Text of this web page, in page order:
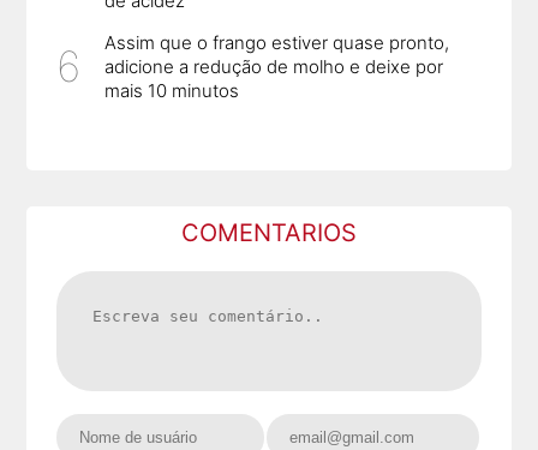
Assim que o frango estiver quase pronto,
adicione a redução de molho e deixe por
mais 10 minutos
COMENTARIOS